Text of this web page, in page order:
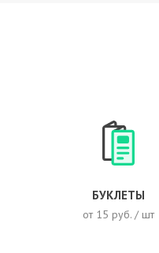
от 15 руб. / шт
БУКЛЕТЫ